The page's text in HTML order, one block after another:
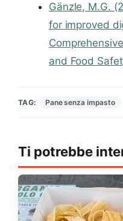
Gänzle, M.G.
for improved
and Food
TAG: Pane senza impasto
Ti potrebbe